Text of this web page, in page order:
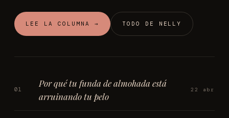
LEE LA COLUMNA → TODO DE NELLY
01
Por qué tu funda de almohada está
arruinando tu pelo
22 abr